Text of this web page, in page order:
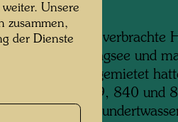
1981 verbrachte
am Wolfgangsee und
der er sich eingemietet
837, 839, 840 und
benützte
Unsere
zusammen,
der Dienste